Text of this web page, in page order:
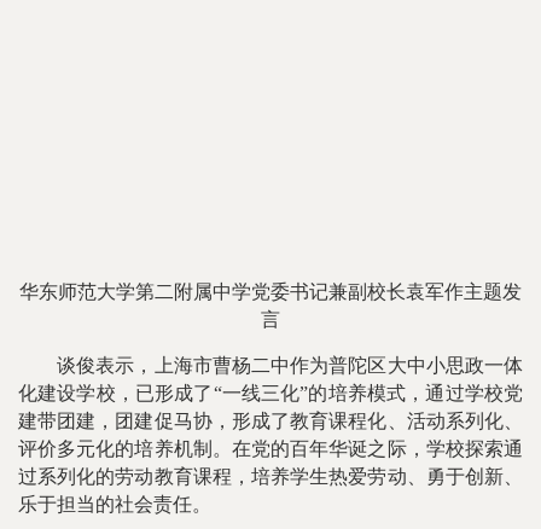
华东师范大学第二附属中学党委书记兼副校长袁军作主题发
言
谈俊表示，上海市曹杨二中作为普陀区大中小思政一体
化建设学校，已形成了“一线三化”的培养模式，通过学校党
建带团建，团建促马协，形成了教育课程化、活动系列化、
评价多元化的培养机制。在党的百年华诞之际，学校探索通
过系列化的劳动教育课程，培养学生热爱劳动、勇于创新、
乐于担当的社会责任。